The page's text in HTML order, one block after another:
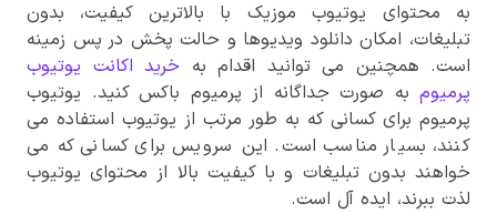
به محتوای یوتیوب موزیک با بالاترین کیفیت، بدون
تبلیغات، امکان دانلود ویدیوها و حالت پخش در پس زمینه
است. همچنین می توانید اقدام به خرید اکانت یوتیوب
پرمیوم به صورت جداگانه از پرمیوم باکس کنید. یوتیوب
پرمیوم برای کسانی که به طور مرتب از یوتیوب استفاده می
کنند، بسیار مناسب است. این سرویس برای کسانی که می
خواهند بدون تبلیغات و با کیفیت بالا از محتوای یوتیوب
لذت ببرند، ایده آل است.